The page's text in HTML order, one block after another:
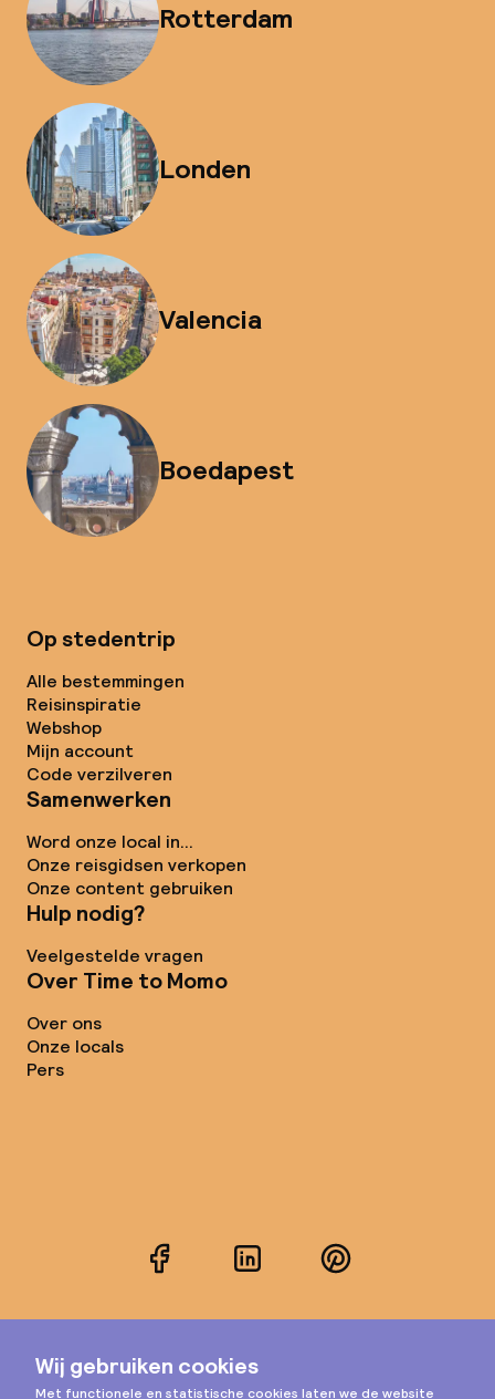
Rotterdam
Londen
Valencia
Boedapest
Op stedentrip
Alle bestemmingen
Reisinspiratie
Webshop
Mijn account
Code verzilveren
Samenwerken
Word onze local in...
Onze reisgidsen verkopen
Onze content gebruiken
Hulp nodig?
Veelgestelde vragen
Over Time to Momo
Over ons
Onze locals
Pers
FacebookLinkedInPinterest
Instagram